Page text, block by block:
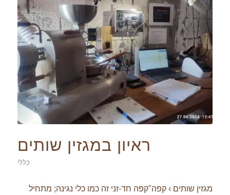
ראיון במגזין שותים
כללי
מגזין שותים › קפה"קפה חד-זני זה כמו כלי נגינה; מתחיל